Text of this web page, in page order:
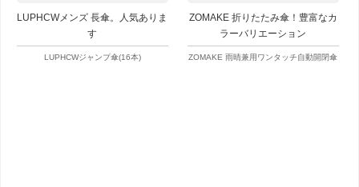
LUPHCWメンズ 長傘。人気ありま
す
LUPHCWジャンプ傘(16本)
ZOMAKE 折りたたみ傘！豊富なカ
ラーバリエーション
ZOMAKE 雨晴兼用ワンタッチ自動開閉傘